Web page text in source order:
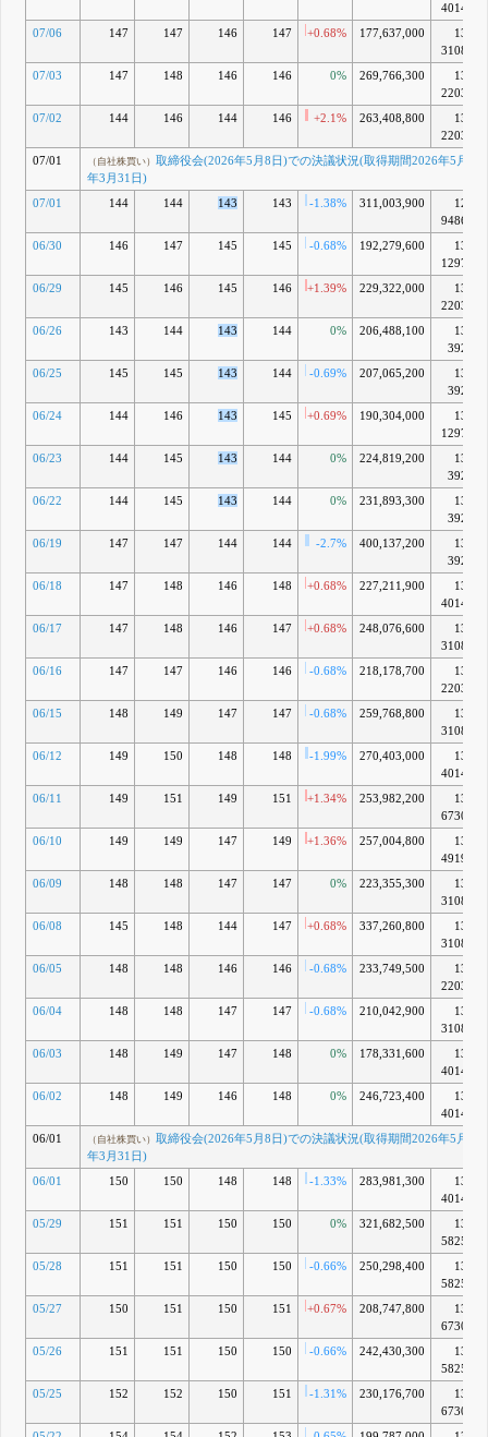
等に関する
お知らせ
13:00
（IR情報）
2025年度
決算補足資
（IR情報）
2025年度
決算短信
(連結)
F
（自社株買
取締役
5月9日)で
(取得期間
2025年5月
4014億
07/06
147 147 146 147 +0.68% 177,637,000
13兆
3108億
07/03
147 148 146 146 0% 269,766,300
13兆
2203億
07/02
144 146 144 146 +2.1% 263,408,800
13兆
2203億
07/01
（自社株買い） 取締役会(2026年5月8日)での決議状況(取得期間2026年5月11
年3月31日)
07/01
144 144 143 143 -1.38% 311,003,900
12兆
9486億
06/30
146 147 145 145 -0.68% 192,279,600
13兆
1297億
06/29
145 146 145 146 +1.39% 229,322,000
13兆
2203億
06/26
143 144 143 144 0% 206,488,100
13兆
392億
06/25
145 145 143 144 -0.69% 207,065,200
13兆
392億
06/24
144 146 143 145 +0.69% 190,304,000
13兆
1297億
06/23
144 145 143 144 0% 224,819,200
13兆
392億
06/22
144 145 143 144 0% 231,893,300
13兆
392億
06/19
147 147 144 144 -2.7% 400,137,200
13兆
392億
06/18
147 148 146 148 +0.68% 227,211,900
13兆
4014億
06/17
147 148 146 147 +0.68% 248,076,600
13兆
3108億
06/16
147 147 146 146 -0.68% 218,178,700
13兆
2203億
06/15
148 149 147 147 -0.68% 259,768,800
13兆
3108億
06/12
149 150 148 148 -1.99% 270,403,000
13兆
4014億
06/11
149 151 149 151 +1.34% 253,982,200
13兆
6730億
06/10
149 149 147 149 +1.36% 257,004,800
13兆
4919億
06/09
148 148 147 147 0% 223,355,300
13兆
3108億
06/08
145 148 144 147 +0.68% 337,260,800
13兆
3108億
06/05
148 148 146 146 -0.68% 233,749,500
13兆
2203億
06/04
148 148 147 147 -0.68% 210,042,900
13兆
3108億
06/03
148 149 147 148 0% 178,331,600
13兆
4014億
06/02
148 149 146 148 0% 246,723,400
13兆
4014億
06/01
（自社株買い） 取締役会(2026年5月8日)での決議状況(取得期間2026年5月11
年3月31日)
06/01
150 150 148 148 -1.33% 283,981,300
13兆
4014億
05/29
151 151 150 150 0% 321,682,500
13兆
5825億
05/28
151 151 150 150 -0.66% 250,298,400
13兆
5825億
05/27
150 151 150 151 +0.67% 208,747,800
13兆
6730億
05/26
151 151 150 150 -0.66% 242,430,300
13兆
5825億
05/25
152 152 150 151 -1.31% 230,176,700
13兆
6730億